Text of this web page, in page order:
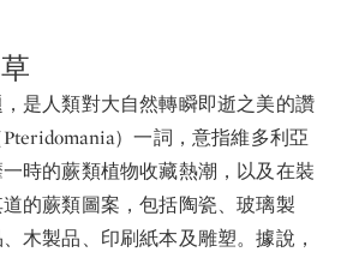
是人類對大自然轉瞬即逝之美的讚
）一詞，意指維多利亞
時的蕨類植物收藏熱潮，以及在裝
的蕨類圖案，包括陶瓷、玻璃製
木製品、印刷紙本及雕塑。據說，